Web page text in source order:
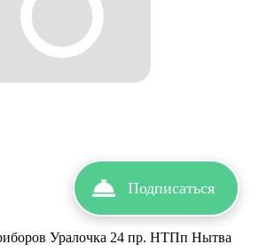
Уралочка 24 пр. НТПп Нытва
Подписаться